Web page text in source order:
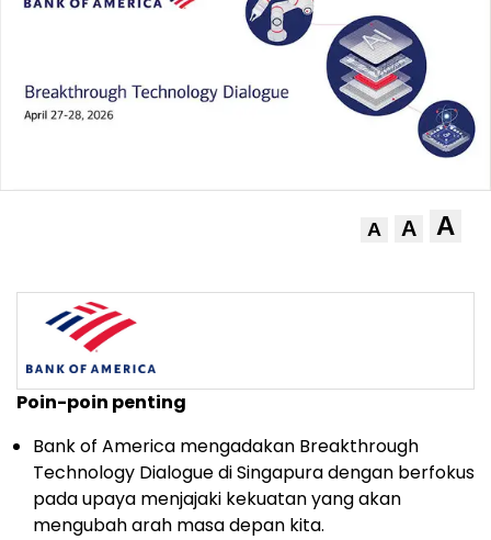
A A A
Poin-poin penting
Bank of America mengadakan Breakthrough
Technology Dialogue di Singapura dengan berfokus
pada upaya menjajaki kekuatan yang akan
mengubah arah masa depan kita.